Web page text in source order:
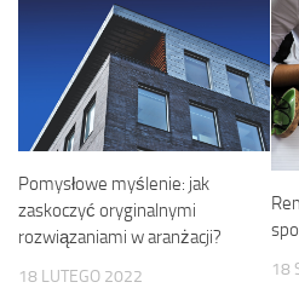
Pomysłowe myślenie: jak
zaskoczyć oryginalnymi
rozwiązaniami w aranżacji?
18 LUTEGO 2022 18